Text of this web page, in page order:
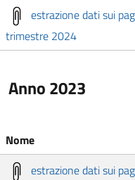
estrazione dati sui
trimestre 2024
Anno 2023
Nome
estrazione dati sui